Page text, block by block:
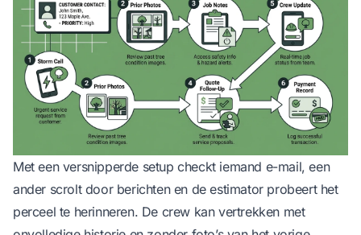
Met een versnipperde setup checkt iemand e-mail, een
ander scrolt door berichten en de estimator probeert het
perceel te herinneren. De crew kan vertrekken met